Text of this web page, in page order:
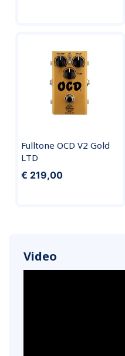
Fulltone OCD V2 Gold
LTD
€ 219,00
Video